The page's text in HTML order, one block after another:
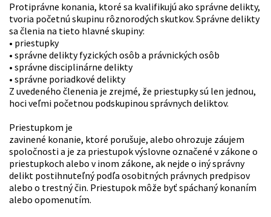
Protiprávne konania, ktoré sa kvalifikujú ako správne delikty,
tvoria početnú skupinu rôznorodých skutkov. Správne delikty
sa členia na tieto hlavné skupiny:
• priestupky
• správne delikty fyzických osôb a právnických osôb
• správne disciplinárne delikty
• správne poriadkové delikty
Z uvedeného členenia je zrejmé, že priestupky sú len jednou,
hoci veľmi početnou podskupinou správnych deliktov.
Priestupkom je
zavinené konanie, ktoré porušuje, alebo ohrozuje záujem
spoločnosti a je za priestupok výslovne označené v zákone o
priestupkoch alebo v inom zákone, ak nejde o iný správny
delikt postihnuteľný podľa osobitných právnych predpisov
alebo o trestný čin. Priestupok môže byť spáchaný konaním
alebo opomenutím.